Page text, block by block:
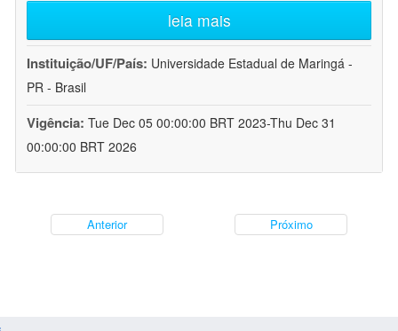
leia mais
Instituição/UF/País: Universidade Estadual de Maringá -
PR - Brasil
Vigência: Tue Dec 05 00:00:00 BRT 2023-Thu Dec 31
00:00:00 BRT 2026
Anterior Próximo